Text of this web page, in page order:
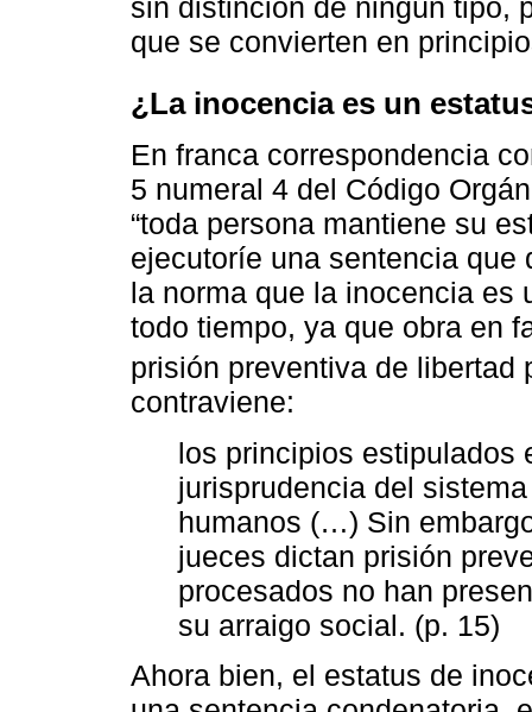
sin distinción de ningún tipo,
que se convierten en
¿La inocencia es un
En franca correspondencia
5 numeral 4 del Código
“toda persona mantiene su
ejecutoríe una sentencia que
la norma que la inocencia es
todo tiempo, ya que obra en
prisión preventiva de libertad
contraviene:
los principios estipulados
jurisprudencia del
humanos (…) Sin
jueces dictan prisión
procesados no han
su arraigo social. (p. 15)
Ahora bien, el estatus de